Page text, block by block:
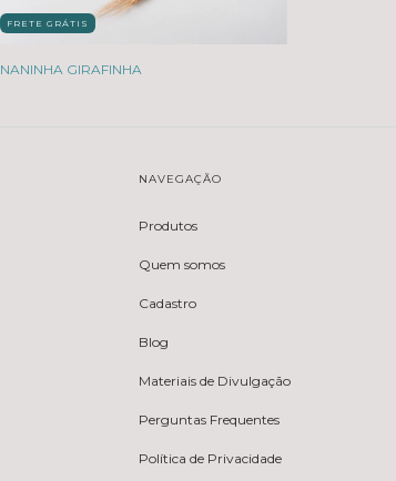
FRETE GRÁTIS
NANINHA GIRAFINHA
NAVEGAÇÃO
Produtos
Quem somos
Cadastro
Blog
Materiais de Divulgação
Perguntas Frequentes
Política de Privacidade